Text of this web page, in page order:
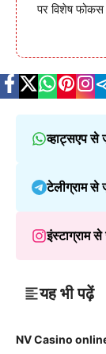
पर विशेष फोकस
व्हाट्सएप से
टेलीग्राम से
इंस्टाग्राम
यह भी पढ़ें
NV Casino